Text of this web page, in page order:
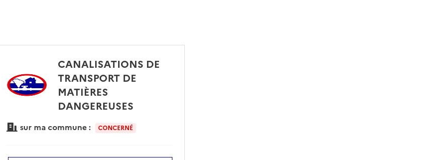
CANALISATIONS DE
TRANSPORT DE
MATIÈRES
DANGEREUSES
sur ma commune : CONCERNÉ